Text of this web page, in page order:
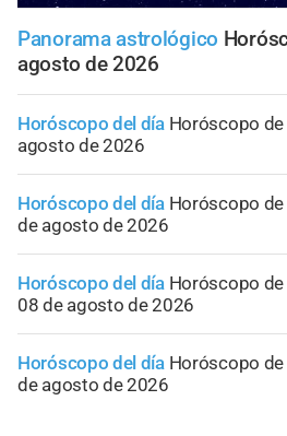
Panorama astrológico
agosto de 2026
Horóscopo del día Horóscopo
agosto de 2026
Horóscopo del día Horóscopo de
de agosto de 2026
Horóscopo del día Horóscopo
08 de agosto de 2026
Horóscopo del día Horóscopo de
de agosto de 2026